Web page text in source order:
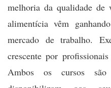
melhoria da qualidade de
alimentícia vêm
mercado de trabalho.
crescente por
Ambos os cursos